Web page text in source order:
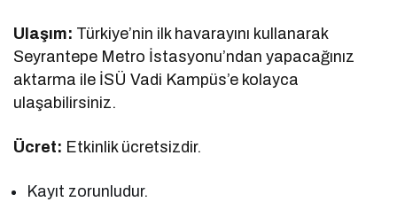
Ulaşım: Türkiye’nin ilk havarayını kullanarak
Seyrantepe Metro İstasyonu’ndan yapacağınız
aktarma ile İSÜ Vadi Kampüs’e kolayca
ulaşabilirsiniz.
Ücret: Etkinlik ücretsizdir.
Kayıt zorunludur.